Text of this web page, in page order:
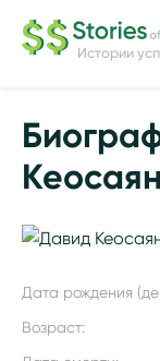
Истории
Дата рождения
Возраст: